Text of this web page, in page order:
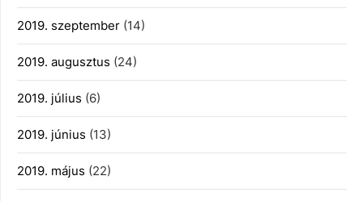
2019. szeptember (14)
2019. augusztus (24)
2019. július (6)
2019. június (13)
2019. május (22)